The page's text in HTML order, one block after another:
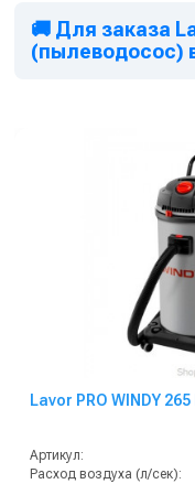
🚚 Для заказа
(пылеводосос)
Lavor PRO WINDY
Артикул:
Расход воздуха (л/сек):